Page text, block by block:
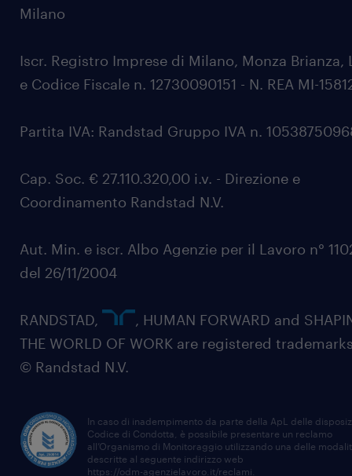
Milano
Iscr. Registro Imprese di Milano, Monza Brianza,
e Codice Fiscale n. 12730090151 - N. REA MI-
Partita IVA: Randstad Gruppo IVA n.
Cap. Soc. € 27.110.320,00 i.v. - Direzione e
Coordinamento Randstad N.V.
Aut. Min. e iscr. Albo Agenzie per il Lavoro n°
del 26/11/2004
RANDSTAD,
, HUMAN FORWARD and
THE WORLD OF WORK are registered
© Randstad N.V.
In caso di inadempimento da parte della ApL delle
Codice di Condotta, è possibile presentare un reclamo
all’Organismo di Monitoraggio utilizzando una delle
descritte al seguente indirizzo web
https://odm-agenzielavoro.it/reclami